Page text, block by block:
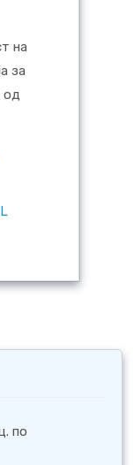
на
за
од
по